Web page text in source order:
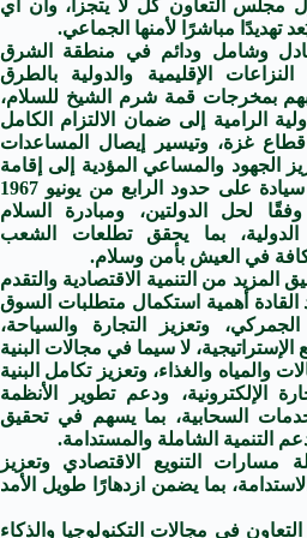
مجلس التعاون كلٌّ لا يتجزأ، وأن أي
مباشرًا لأمنها الجماعي.
وشامل ودائم في منطقة الشرق
الإقليمية والدولية بالطرق
بمخرجات قمة شرم الشيخ للسلام،
الرامية إلى ضمان الالتزام الكامل
قطاع غزة، وتيسير إيصال المساعدات
الجهود والمساعي المؤدية إلى إقامة
دولة فلسطينية مستقلة ذات سيادة على حدود الرابع من يونيو 1967
لحل الدولتين، ومبادرة السلام
الدولية، بما يحقق تطلعات الشعب
في العيش بأمن وسلام.
من التنمية الاقتصادية والتقدم
القادة أهمية استكمال متطلبات السوق
الجمركي، وتعزيز التجارة والسياحة،
لا سيما في مجالات البنية
والمياه والغذاء، وتعزيز تكامل البنية
الإلكترونية، ودعم تطوير الأنظمة
السحابية، بما يسهم في تحقيق
التنمية الشاملة والمستدامة.
مسارات التنويع الاقتصادي وتعزيز
بما يضمن ازدهارًا طويل الأمد
في مجالات التكنولوجيا والذكاء